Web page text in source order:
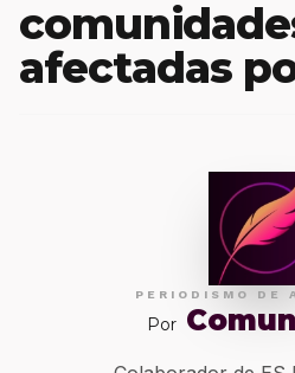
afectadas
PERIODISMO DE
Por